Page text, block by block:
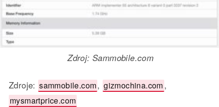
Zdroj: Sammobile.com
Zdroje: sammobile.com, gizmochina.com,
mysmartprice.com